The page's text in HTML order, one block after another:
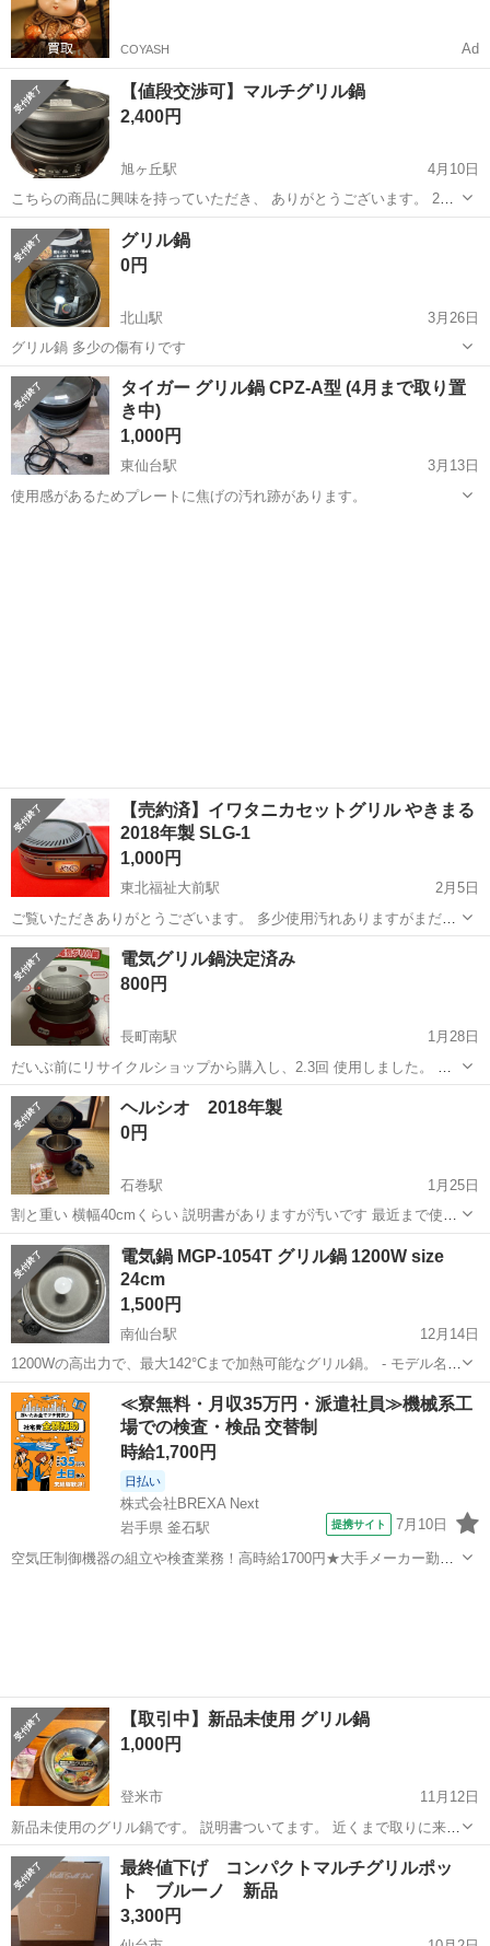
COYASH Ad
【値段交渉可】マルチグリル鍋
2,400円
旭ヶ丘駅
4月10日
こちらの商品に興味を持っていただき、 ありがとうございます。 2年
ほど前にドン・キホーテで購入し、10回ほど使いました。 断捨離のた
め出品致します。 多少使用感はございますが、問題なくお使いいただ
けます。 全体的に...
宮城 仙台市 旭ヶ丘駅
グリル鍋
0円
北山駅
3月26日
グリル鍋 多少の傷有りです
宮城 仙台市 北山駅 キッチン家電 グリル
タイガー グリル鍋 CPZ-A型 (4月まで取り置
き中)
1,000円
東仙台駅
3月13日
使用感があるためプレートに焦げの汚れ跡があります。
【売約済】イワタニカセットグリル やきまる
2018年製 SLG-1
1,000円
東北福祉大前駅
2月5日
ご覧いただきありがとうございます。 多少使用汚れありますがまだま
だ使えます 【YO260205】 ⚠️下記当方からのご説明事項をご確認頂
き、ご承諾のうえお問合せお願い致します。 ☑️複数品のお問合せは掲
載品個別...
宮城 仙台市 東北福祉大前駅 キッチン家電
電気グリル鍋決定済み
800円
長町南駅
1月28日
だいぶ前にリサイクルショップから購入し、2.3回 使用しました。 現
在は使用しないため、出品致します。 通電確認しました。 鍋内側の直
径がだいたい25cmです。 箱がだいぶくたびれています。 本体は、写
真の通り割と良い...
宮城 仙台市 キッチン家電
ヘルシオ 2018年製
0円
石巻駅
1月25日
割と重い 横幅40cmくらい 説明書がありますが汚いです 最近まで使っ
ていたので動作は問題ありません
宮城 石巻市 石巻駅 キッチン家電 ヘルシオ
電気鍋 MGP-1054T グリル鍋 1200W size
24cm
1,500円
南仙台駅
12月14日
1200Wの高出力で、最大142°Cまで加熱可能なグリル鍋。 - モデル名:
MGP-1054T - 電圧: 100V - 消費電力: 1200W - 最大温度: 142°C 動作確
認済み ご覧いただきありがとうござい...
宮城 仙台市 南仙台駅 キッチン家電 グリル
≪寮無料・月収35万円・派遣社員≫機械系工
場での検査・検品 交替制
時給1,700円
日払い
株式会社BREXA Next
岩手県 釜石駅
提携サイト 7月10日
空気圧制御機器の組立や検査業務！高時給1700円★大手メーカー勤
【取引中】新品未使用 グリル鍋
1,000円
登米市
11月12日
新品未使用のグリル鍋です。 説明書ついてます。 近くまで取りに来て
いただける方でお願いします。
宮城 登米市 キッチン家電 グリル
最終値下げ コンパクトマルチグリルポッ
ト ブルーノ 新品
3,300円